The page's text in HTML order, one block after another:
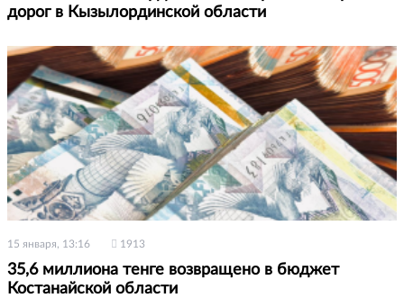
дорог в Кызылординской области
15 января, 13:16 1913
35,6 миллиона тенге возвращено в бюджет
Костанайской области